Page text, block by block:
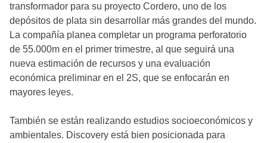
transformador para su proyecto Cordero, uno de los
depósitos de plata sin desarrollar más grandes del mundo.
La compañía planea completar un programa perforatorio
de 55.000m en el primer trimestre, al que seguirá una
nueva estimación de recursos y una evaluación
económica preliminar en el 2S, que se enfocarán en
mayores leyes.
También se están realizando estudios socioeconómicos y
ambientales. Discovery está bien posicionada para